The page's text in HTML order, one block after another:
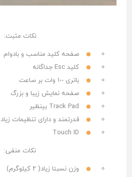
نكات مثبت:
صفحه كليد مناسب و بادوام
كليد Esc جداگانه
باترى ١٠٠ وات بر ساعت
صفحه نمایش زيبا و بزرگ
Track Pad بینظیر
قدرتمند و داراى تنظيمات زياد
Touch ID
نكات منفى:
وزن نسبتا زياد( ٢ كيلوگرم)